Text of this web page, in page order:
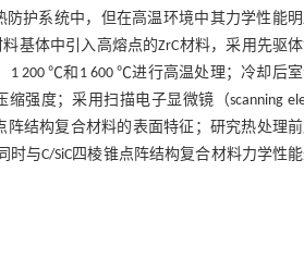
护系统中，但在高温环境中其力学性能
基体中引入高熔点的ZrC材料，采用先驱
1 200 ℃和1 600 ℃进行高温处理；冷却后
强度；采用扫描电子显微镜（scanning
阵结构复合材料的表面特征；研究热处理
与C/SiC四棱锥点阵结构复合材料力学性